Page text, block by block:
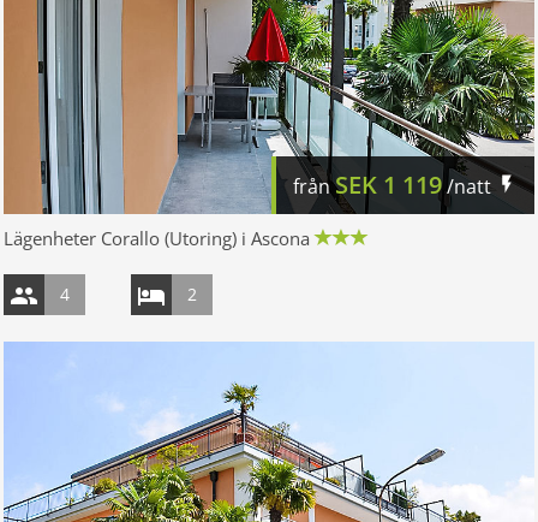
frånSEK 1 119/natt
Lägenheter Corallo (Utoring) i Ascona
4 2